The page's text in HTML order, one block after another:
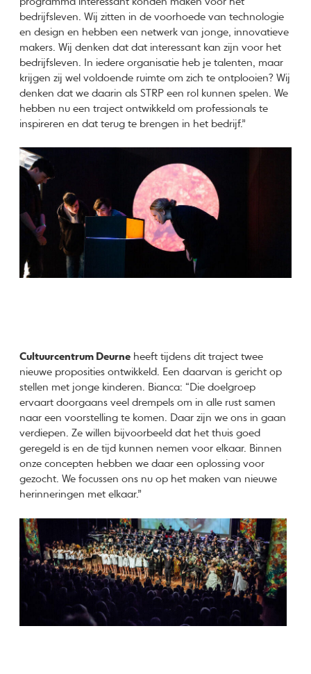
bedrijfsleven. Wij zitten in de voorhoede van technologie
en design en hebben een netwerk van jonge, innovatieve
makers. Wij denken dat dat interessant kan zijn voor het
bedrijfsleven. In iedere organisatie heb je talenten, maar
krijgen zij wel voldoende ruimte om zich te ontplooien? Wij
denken dat we daarin als STRP een rol kunnen spelen. We
hebben nu een traject ontwikkeld om professionals te
inspireren en dat terug te brengen in het bedrijf.”
Cultuurcentrum Deurne heeft tijdens dit traject twee
nieuwe proposities ontwikkeld. Een daarvan is gericht op
stellen met jonge kinderen. Bianca: “Die doelgroep
ervaart doorgaans veel drempels om in alle rust samen
naar een voorstelling te komen. Daar zijn we ons in gaan
verdiepen. Ze willen bijvoorbeeld dat het thuis goed
geregeld is en de tijd kunnen nemen voor elkaar. Binnen
onze concepten hebben we daar een oplossing voor
gezocht. We focussen ons nu op het maken van nieuwe
herinneringen met elkaar.”